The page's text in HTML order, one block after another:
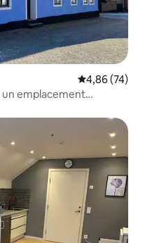
Évaluation
4,86 (74)
un emplacement